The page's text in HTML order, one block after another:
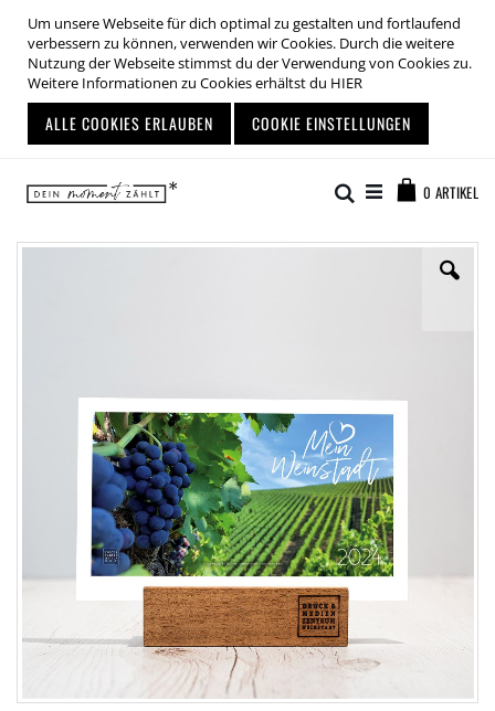
Um unsere Webseite für dich optimal zu gestalten und fortlaufend
verbessern zu können, verwenden wir Cookies. Durch die weitere
Nutzung der Webseite stimmst du der Verwendung von Cookies zu.
Weitere Informationen zu Cookies erhältst du HIER
ALLE COOKIES ERLAUBEN COOKIE EINSTELLUNGEN
Inhalt
springen
0 ARTIKEL
Suche
Zum